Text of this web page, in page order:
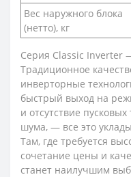
Вес наружного блока
(нетто), кг
Серия Classic Inverter
Традиционное
инверторные
быстрый выход на
и отсутствие
шума, — все это
Там, где требуется
сочетание цены и
станет наилучшим